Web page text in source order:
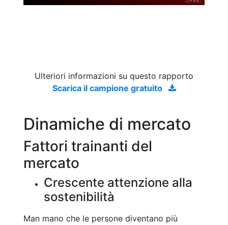
Ulteriori informazioni su questo rapporto
Scarica il campione gratuito
Dinamiche di mercato
Fattori trainanti del
mercato
Crescente attenzione alla
sostenibilità
Man mano che le persone diventano più